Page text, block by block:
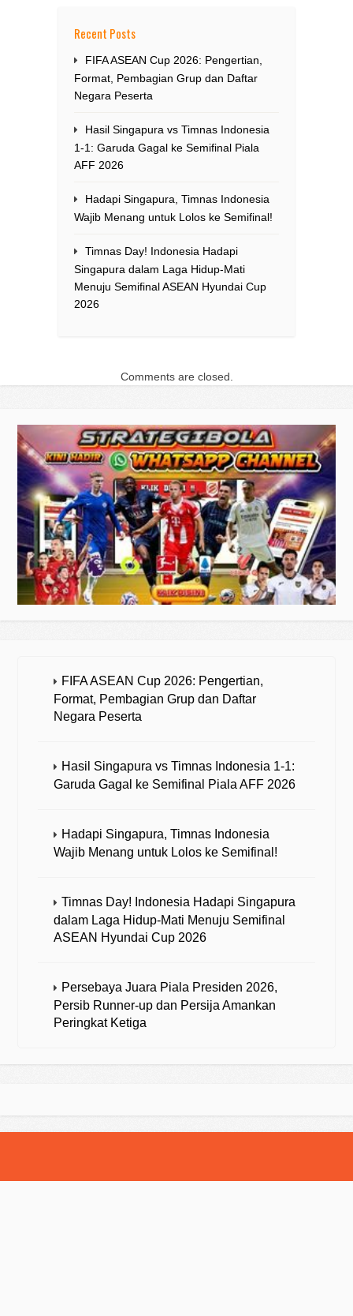
Recent Posts
FIFA ASEAN Cup 2026: Pengertian,
Format, Pembagian Grup dan Daftar
Negara Peserta
Hasil Singapura vs Timnas Indonesia
1-1: Garuda Gagal ke Semifinal Piala
AFF 2026
Hadapi Singapura, Timnas Indonesia
Wajib Menang untuk Lolos ke Semifinal!
Timnas Day! Indonesia Hadapi
Singapura dalam Laga Hidup-Mati
Menuju Semifinal ASEAN Hyundai Cup
2026
Comments are closed.
FIFA ASEAN Cup 2026: Pengertian,
Format, Pembagian Grup dan Daftar
Negara Peserta
Hasil Singapura vs Timnas Indonesia 1-1:
Garuda Gagal ke Semifinal Piala AFF 2026
Hadapi Singapura, Timnas Indonesia
Wajib Menang untuk Lolos ke Semifinal!
Timnas Day! Indonesia Hadapi Singapura
dalam Laga Hidup-Mati Menuju Semifinal
ASEAN Hyundai Cup 2026
Persebaya Juara Piala Presiden 2026,
Persib Runner-up dan Persija Amankan
Peringkat Ketiga